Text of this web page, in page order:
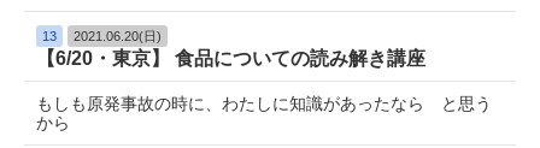
13 2021.06.20(日)
【6/20・東京】 食品についての読み解き講座
もしも原発事故の時に、わたしに知識があったなら と思う
から